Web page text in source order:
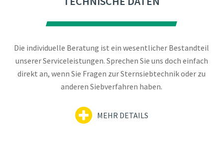
Die individuelle Beratung ist ein wesentlicher Bestandteil
unserer Serviceleistungen. Sprechen Sie uns doch einfach
direkt an, wenn Sie Fragen zur Sternsiebtechnik oder zu
anderen Siebverfahren haben.
MEHR DETAILS